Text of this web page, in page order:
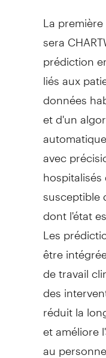
La
sera
prédiction
liés aux
données
et d'un
avec
susceptible
dont l'état
Les
être
de travail
des
réduit la
et améliore
au